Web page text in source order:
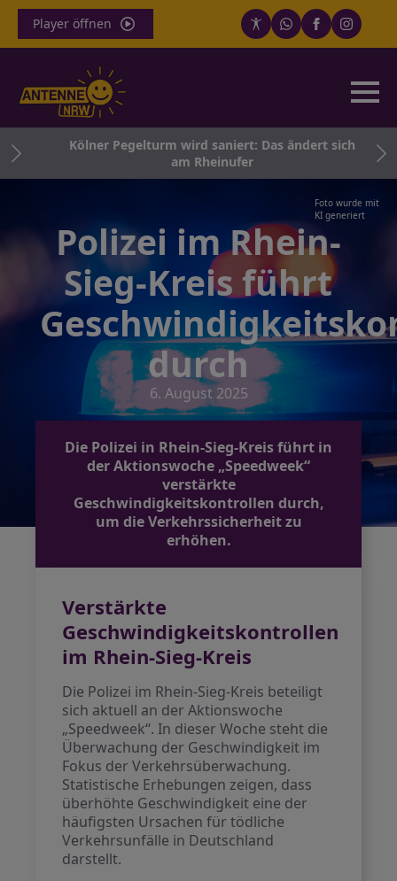
Player öffnen
Kölner Pegelturm wird saniert: Das ändert sich
am Rheinufer
Foto wurde mit
KI generiert
Polizei im Rhein-
Sieg-Kreis führt
durch
6. August 2025
Die Polizei in Rhein-Sieg-Kreis führt in
der Aktionswoche „Speedweek“
verstärkte
Geschwindigkeitskontrollen durch,
um die Verkehrssicherheit zu
erhöhen.
Verstärkte
Geschwindigkeitskontrollen
im Rhein-Sieg-Kreis
Die Polizei im Rhein-Sieg-Kreis beteiligt
sich aktuell an der Aktionswoche
„Speedweek“. In dieser Woche steht die
Überwachung der Geschwindigkeit im
Fokus der Verkehrsüberwachung.
Statistische Erhebungen zeigen, dass
überhöhte Geschwindigkeit eine der
häufigsten Ursachen für tödliche
Verkehrsunfälle in Deutschland
darstellt.